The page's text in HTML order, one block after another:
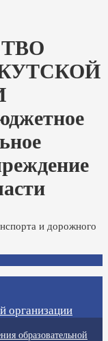
и дорожного
организации
образовательной